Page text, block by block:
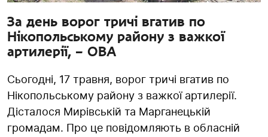
За день ворог тричі вгатив по
Нікопольському району з важкої
артилерії, – ОВА
Сьогодні, 17 травня, ворог тричі вгатив по
Нікопольському району з важкої артилерії.
Дісталося Мирівській та Марганецькій
громадам. Про це повідомляють в обласній